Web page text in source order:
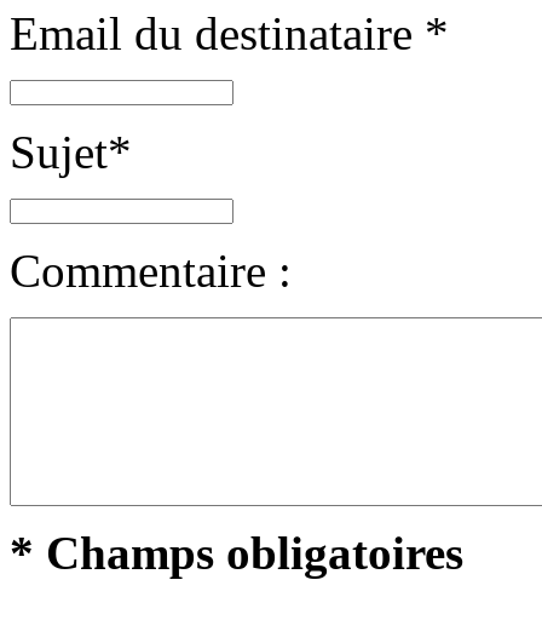
Email du destinataire *
Sujet*
Commentaire :
* Champs obligatoires